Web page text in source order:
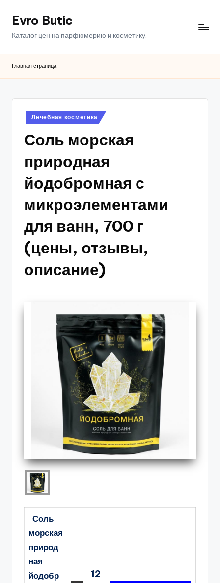
ПерейтиEvro Butic
Каталог цен на парфюмерию и косметику.
Главная страница
Опубликовано
в
Лечебная косметика
Соль морская
природная
йодобромная с
микроэлементами
для ванн, 700 г
(цены, отзывы,
описание)
Соль
морская
природ
ная
йодобр
12